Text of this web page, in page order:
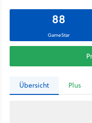
88
GameStar
Übersicht Plus